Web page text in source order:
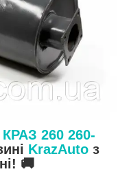
260 260-
KrazAuto з
🚚